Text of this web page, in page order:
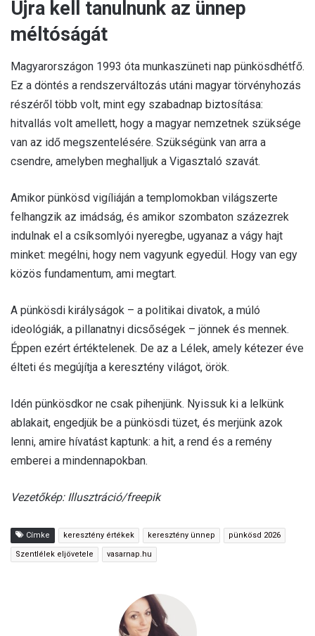
Újra kell tanulnunk az ünnep
méltóságát
Magyarországon 1993 óta munkaszüneti nap pünkösdhétfő.
Ez a döntés a rendszerváltozás utáni magyar törvényhozás
részéről több volt, mint egy szabadnap biztosítása:
hitvallás volt amellett, hogy a magyar nemzetnek szüksége
van az idő megszentelésére. Szükségünk van arra a
csendre, amelyben meghalljuk a Vigasztaló szavát.
Amikor pünkösd vigíliáján a templomokban világszerte
felhangzik az imádság, és amikor szombaton százezrek
indulnak el a csíksomlyói nyeregbe, ugyanaz a vágy hajt
minket: megélni, hogy nem vagyunk egyedül. Hogy van egy
közös fundamentum, ami megtart.
A pünkösdi királyságok – a politikai divatok, a múló
ideológiák, a pillanatnyi dicsőségek – jönnek és mennek.
Éppen ezért értéktelenek. De az a Lélek, amely kétezer éve
élteti és megújítja a keresztény világot, örök.
Idén pünkösdkor ne csak pihenjünk. Nyissuk ki a lelkünk
ablakait, engedjük be a pünkösdi tüzet, és merjünk azok
lenni, amire hívatást kaptunk: a hit, a rend és a remény
emberei a mindennapokban.
Vezetőkép: Illusztráció/freepik
Címke keresztény értékek keresztény ünnep pünkösd 2026
Szentlélek eljövetele vasarnap.hu